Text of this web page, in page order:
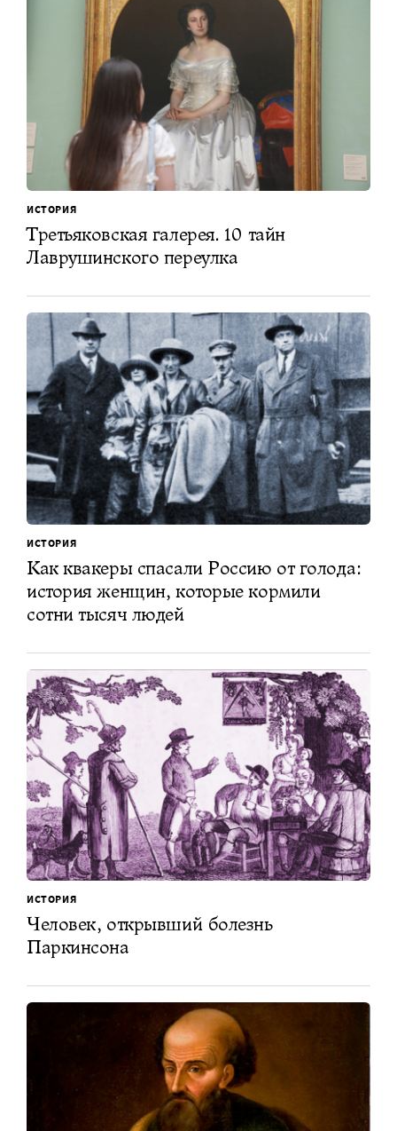
ИСТОРИЯ
Третьяковская галерея. 10 тайн
Лаврушинского переулка
ИСТОРИЯ
Как квакеры спасали Россию от голода:
история женщин, которые кормили
сотни тысяч людей
ИСТОРИЯ
Человек, открывший болезнь
Паркинсона